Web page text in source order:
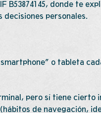
B53874145, donde te
personales.
o tableta
pero sí tiene cierto
de navegación,